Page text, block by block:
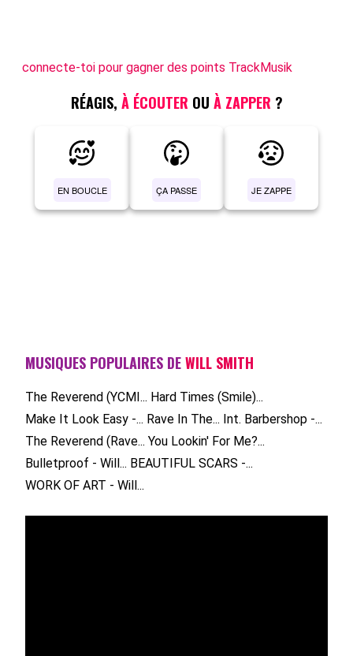
connecte-toi pour gagner des points TrackMusik
RÉAGIS, À ÉCOUTER OU À ZAPPER ?
EN BOUCLE ÇA PASSE JE ZAPPE
MUSIQUES POPULAIRES DEWILL SMITH
The Reverend (YCMI... Hard Times (Smile)...
Make It Look Easy -... Rave In The... Int. Barbershop -...
The Reverend (Rave... You Lookin' For Me?...
Bulletproof - Will... BEAUTIFUL SCARS -...
WORK OF ART - Will...